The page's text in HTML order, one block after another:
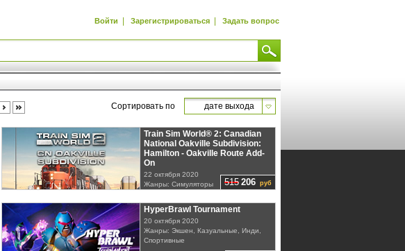
Войти | Зарегистрироваться | Задать вопрос
Сортировать по дате выхода
515 206 руб
Train Sim World® 2: Canadian
National Oakville Subdivision:
Hamilton - Oakville Route Add-
On
22 октября 2020
Жанры: Симуляторы
HyperBrawl Tournament
20 октября 2020
Жанры: Экшен, Казуальные, Инди,
Спортивные